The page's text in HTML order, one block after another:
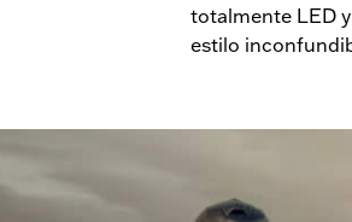
totalmente LED
estilo